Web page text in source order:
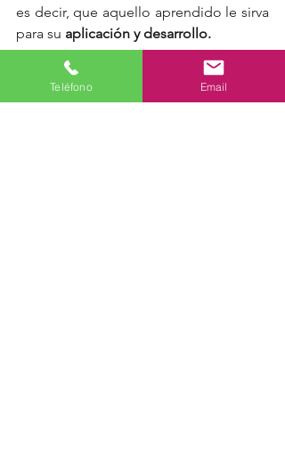
es decir, que aquello aprendido le sirva
para su aplicación y desarrollo.
El empeño de Howard Gardner en
ofrecer una visión más amplia del
Teléfono Email